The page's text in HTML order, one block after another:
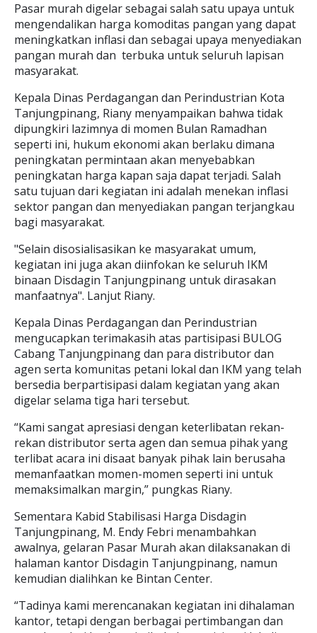
Pasar murah digelar sebagai salah satu upaya untuk
mengendalikan harga komoditas pangan yang dapat
meningkatkan inflasi dan sebagai upaya menyediakan
pangan murah dan terbuka untuk seluruh lapisan
masyarakat.
Kepala Dinas Perdagangan dan Perindustrian Kota
Tanjungpinang, Riany menyampaikan bahwa tidak
dipungkiri lazimnya di momen Bulan Ramadhan
seperti ini, hukum ekonomi akan berlaku dimana
peningkatan permintaan akan menyebabkan
peningkatan harga kapan saja dapat terjadi. Salah
satu tujuan dari kegiatan ini adalah menekan inflasi
sektor pangan dan menyediakan pangan terjangkau
bagi masyarakat.
"Selain disosialisasikan ke masyarakat umum,
kegiatan ini juga akan diinfokan ke seluruh IKM
binaan Disdagin Tanjungpinang untuk dirasakan
manfaatnya". Lanjut Riany.
Kepala Dinas Perdagangan dan Perindustrian
mengucapkan terimakasih atas partisipasi BULOG
Cabang Tanjungpinang dan para distributor dan
agen serta komunitas petani lokal dan IKM yang telah
bersedia berpartisipasi dalam kegiatan yang akan
digelar selama tiga hari tersebut.
“Kami sangat apresiasi dengan keterlibatan rekan-
rekan distributor serta agen dan semua pihak yang
terlibat acara ini disaat banyak pihak lain berusaha
memanfaatkan momen-momen seperti ini untuk
memaksimalkan margin,” pungkas Riany.
Sementara Kabid Stabilisasi Harga Disdagin
Tanjungpinang, M. Endy Febri menambahkan
awalnya, gelaran Pasar Murah akan dilaksanakan di
halaman kantor Disdagin Tanjungpinang, namun
kemudian dialihkan ke Bintan Center.
“Tadinya kami merencanakan kegiatan ini dihalaman
kantor, tetapi dengan berbagai pertimbangan dan